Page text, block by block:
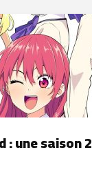
une saison 2